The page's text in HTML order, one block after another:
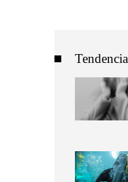
Tendencia